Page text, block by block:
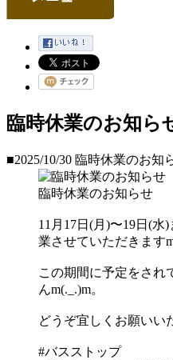
臨時休業のお知ら
■2025/10/30 臨時休業のお知
臨時休業のお知らせ
11月17日(月)〜19日(
業させていただきます
この期間に予定をされ
んm(._.)m。
どうぞ宜しくお願いい
#バスストップ